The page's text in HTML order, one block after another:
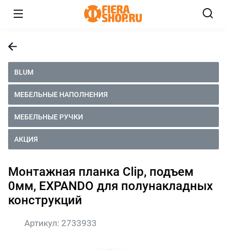
BLUM
МЕБЕЛЬНЫЕ НАПОЛНЕНИЯ
МЕБЕЛЬНЫЕ РУЧКИ
АКЦИЯ
Монтажная планка Clip, подъем
0мм, EXPANDO для полунакладных
конструкций
Артикул: 2733933